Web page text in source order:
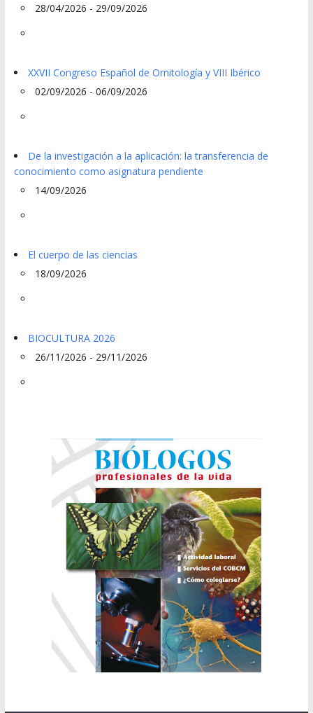
28/04/2026 - 29/09/2026
XXVII Congreso Español de Ornitología y VIII Ibérico
02/09/2026 - 06/09/2026
De la investigación a la aplicación: la transferencia de
conocimiento como asignatura pendiente
14/09/2026
El cuerpo de las ciencias
18/09/2026
BIOCULTURA 2026
26/11/2026 - 29/11/2026